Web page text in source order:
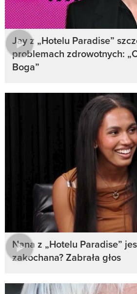
Jay z „Hotelu Paradise”
problemach zdrowotnych:
Boga”
Nana z „Hotelu Paradise”
zakochana? Zabrała głos